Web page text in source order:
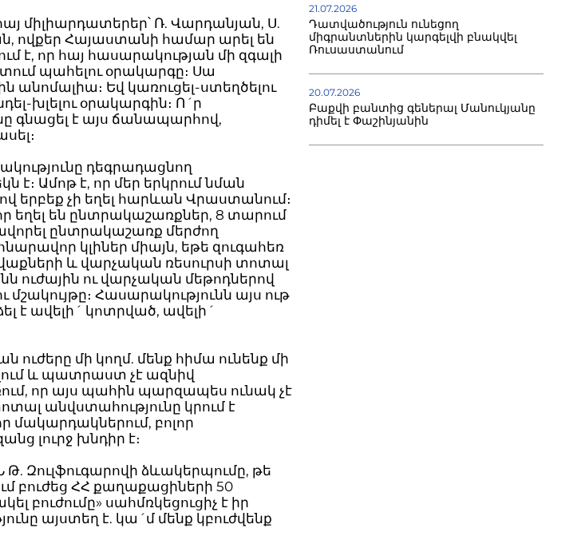
միլիարդատերեր՝ Ռ. Վարդանյան, Ս.
ովքեր Հայաստանի համար արել են
է, որ հայ հասարակության մի զգալի
պահելու օրակարգը։ Սա
անոմալիա։ Եվ կառուցել-ստեղծելու
խլելու օրակարգին։ Ո´ր
գնացել է այս ճանապարհով,
դեգրադացնող
Ամոթ է, որ մեր երկրում նման
երբեք չի եղել հարևան Վրաստանում։
եղել են ընտրակաշառքներ, 8 տարում
ընտրակաշառք մերժող
կլիներ միայն, եթե զուգահեռ
և վարչական ռեսուրսի տոտալ
ուժային ու վարչական մեթոդներով
մշակույթը։ Հասարակությունն այս ութ
է ավելի´ կոտրված, ավելի´
մի կողմ. մենք հիմա ունենք մի
և պատրաստ չէ ազնիվ
որ այս պահին պարզապես ունակ չէ
անվստահությունը կրում է
մակարդակներում, բոլոր
լուրջ խնդիր է։
Զուլֆուգարովի ձևակերպումը, թե
բուժեց ՀՀ քաղաքացիների 50
բուժումը» սահմռկեցուցիչ է իր
այստեղ է. կա´մ մենք կբուժվենք
21.07.2026
Դատվածություն ունեցող
միգրանտներին կարգելվի բնակվել
Ռուսաստանում
20.07.2026
Բաքվի բանտից գեներալ Մանուկյանը
դիմել է Փաշինյանին